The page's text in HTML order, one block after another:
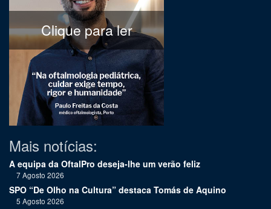
Clique para ler
Mais notícias:
A equipa da OftalPro deseja-lhe um verão feliz
7 Agosto 2026
SPO “De Olho na Cultura” destaca Tomás de Aquino
5 Agosto 2026